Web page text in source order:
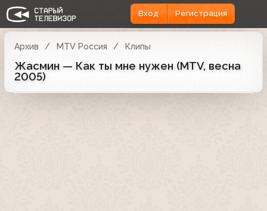
Вход Регистрация
Архив MTV Россия Клипы
Жасмин — Как ты мне нужен (MTV, весна
2005)